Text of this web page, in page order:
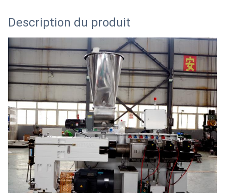
Description du produit